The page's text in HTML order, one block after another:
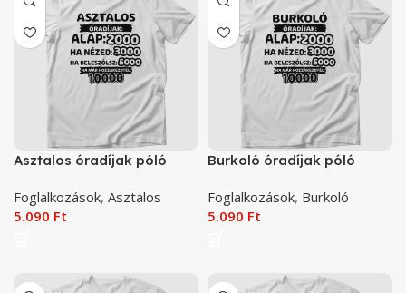
Asztalos óradíjak póló
Foglalkozások, Asztalos
5.090 Ft
Burkoló óradíjak póló
Foglalkozások, Burkoló
5.090 Ft